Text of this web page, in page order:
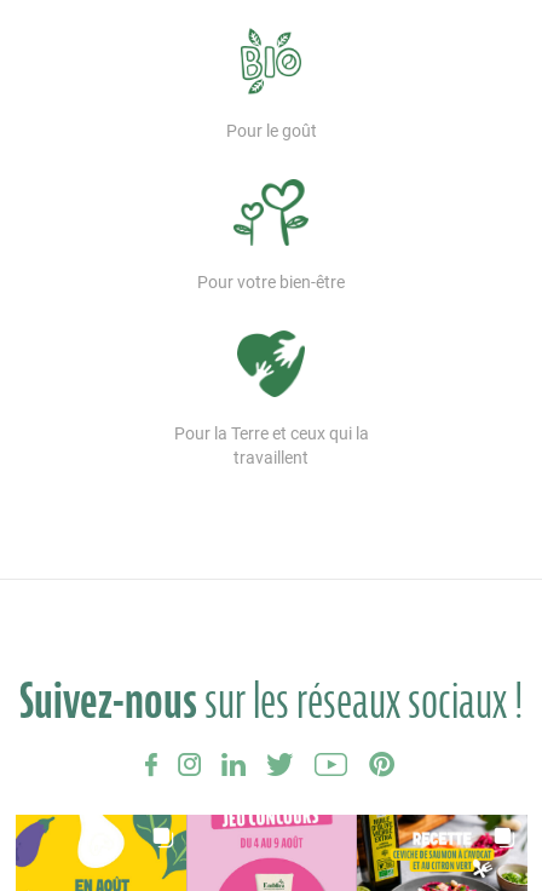
Pour le goût
Pour votre bien-être
Pour la Terre et ceux qui la
travaillent
Suivez-noussur les réseaux sociaux !